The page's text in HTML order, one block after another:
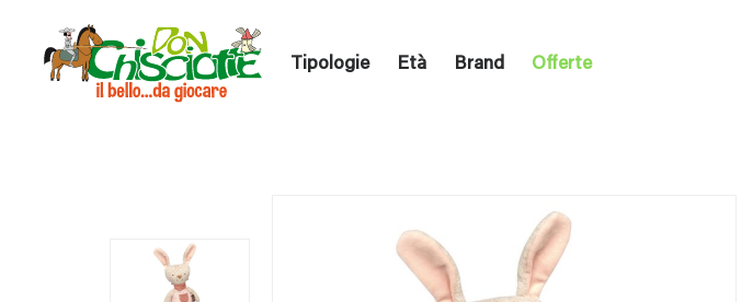
Tipologie Età Brand Offerte